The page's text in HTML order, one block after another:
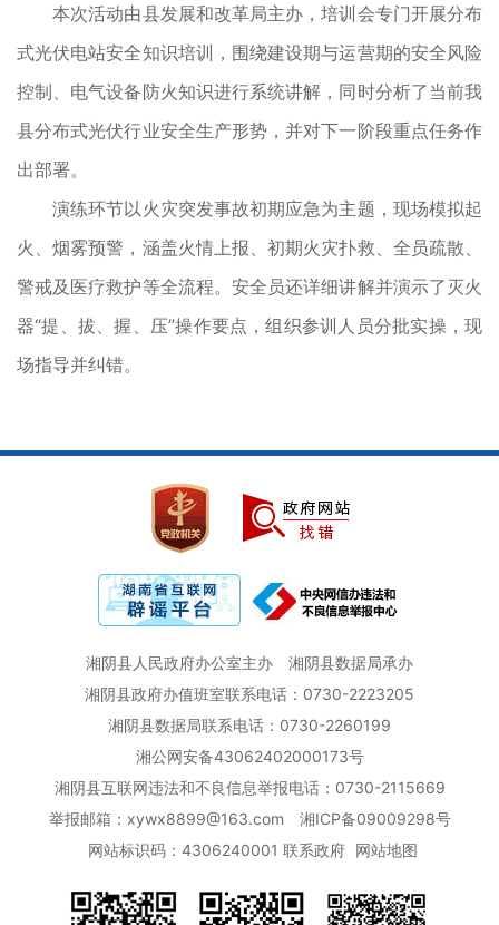
本次活动由县发展和改革局主办，培训会专门开展分布
式光伏电站安全知识培训，围绕建设期与运营期的安全风险
控制、电气设备防火知识进行系统讲解，同时分析了当前我
县分布式光伏行业安全生产形势，并对下一阶段重点任务作
出部署。
演练环节以火灾突发事故初期应急为主题，现场模拟起
火、烟雾预警，涵盖火情上报、初期火灾扑救、全员疏散、
警戒及医疗救护等全流程。安全员还详细讲解并演示了灭火
器“提、拔、握、压”操作要点，组织参训人员分批实操，现
场指导并纠错。
湘阴县人民政府办公室主办
湘阴县数据局承办
湘阴县政府办值班室联系电话：0730-2223205
湘阴县数据局联系电话：0730-2260199
湘公网安备43062402000173号
湘阴县互联网违法和不良信息举报电话：0730-2115669
举报邮箱：xywx8899@163.com
湘ICP备09009298号
网站标识码：4306240001 联系政府 网站地图